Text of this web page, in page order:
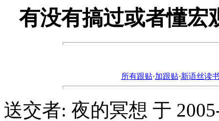
有没有搞过或者懂宏
所有跟贴·加跟贴·新语丝读
送交者: 夜的冥想 于